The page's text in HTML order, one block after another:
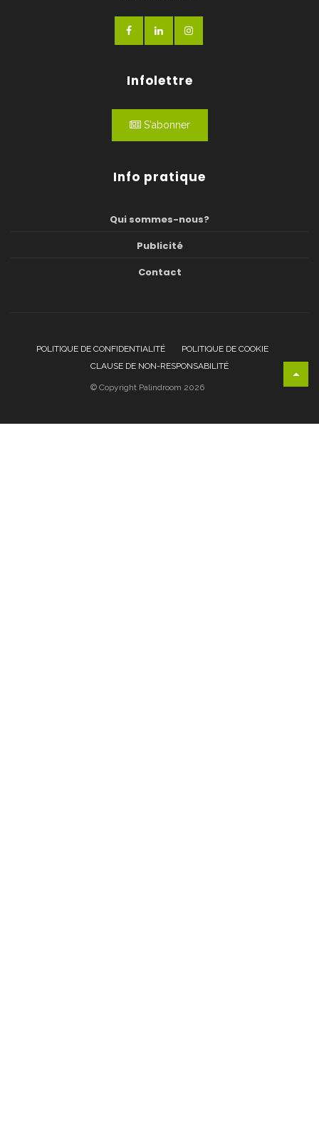
Infolettre
S'abonner
Info pratique
Qui sommes-nous?
Publicité
Contact
POLITIQUE DE CONFIDENTIALITÉ
POLITIQUE DE COOKIE
CLAUSE DE NON-RESPONSABILITÉ
© Copyright Palindroom 2026